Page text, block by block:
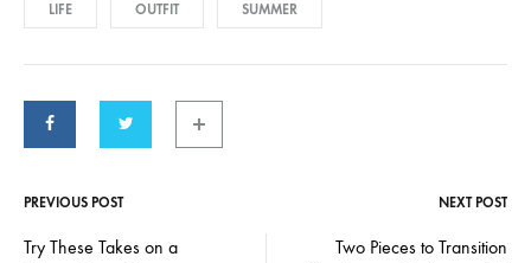
LIFE OUTFIT SUMMER
Post
PREVIOUS POST NEXT POST
Try These Takes on a
Two Pieces to Transition